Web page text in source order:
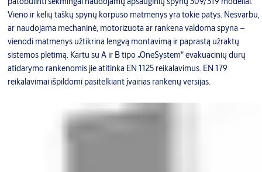
Vieno ir kelių taškų spynų korpuso matmenys yra tokie patys. Nesvarbu,
ar naudojama mechaninė, motorizuota ar rankena valdoma spyna –
vienodi matmenys užtikrina lengvą montavimą ir paprastą užraktų
sistemos plėtimą. Kartu su A ir B tipo „OneSystem“ evakuacinių durų
atidarymo rankenomis jie atitinka EN 1125 reikalavimus. EN 179
reikalavimai išpildomi pasitelkiant įvairias rankenų versijas.